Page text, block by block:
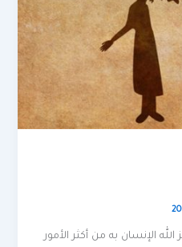
الإنسان به من أكثر الأمور